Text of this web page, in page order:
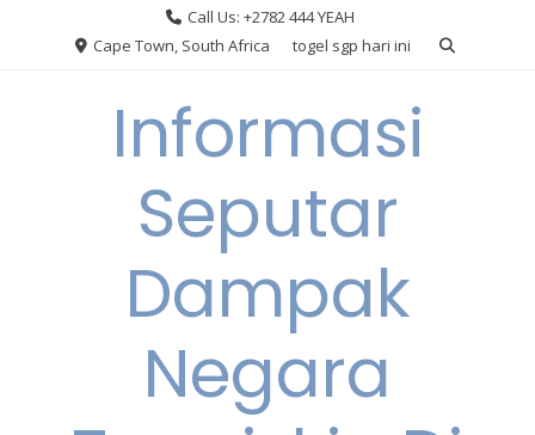
Call Us: +2782 444 YEAH
Cape Town, South Africa
togel sgp hari ini
Informasi
Seputar
Dampak
Negara